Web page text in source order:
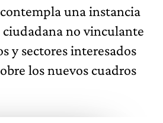
una instancia
no vinculante
y sectores interesados
los nuevos cuadros